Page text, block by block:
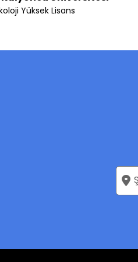
Yüksek Lisans